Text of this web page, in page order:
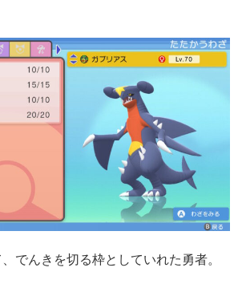
でんきを切る枠としていれた勇者。